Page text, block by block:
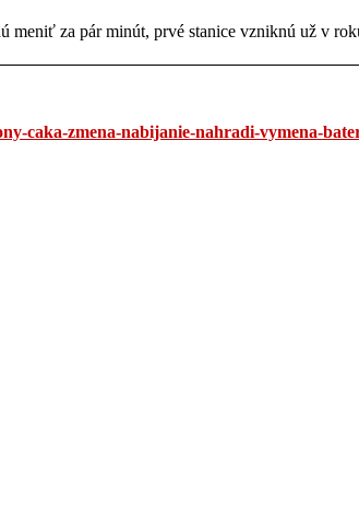
meniť za pár minút, prvé stanice vzniknú už v
caka-zmena-nabijanie-nahradi-vymena-